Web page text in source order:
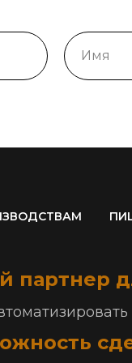
партнер